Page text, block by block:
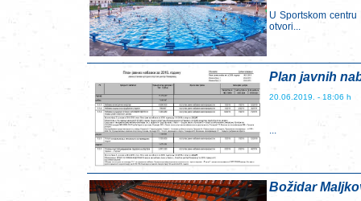
U Sportskom
otvori...
Plan javnih
20.06.2019. - 18:06 h
Božidar